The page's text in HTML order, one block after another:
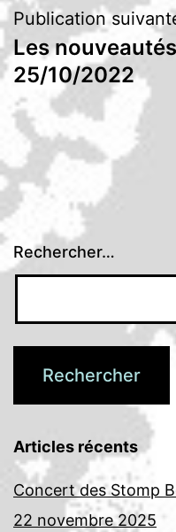
Publication
Les
25/10/2022
Rechercher…
Articles récents
Concert des Stomp
22 novembre 2025